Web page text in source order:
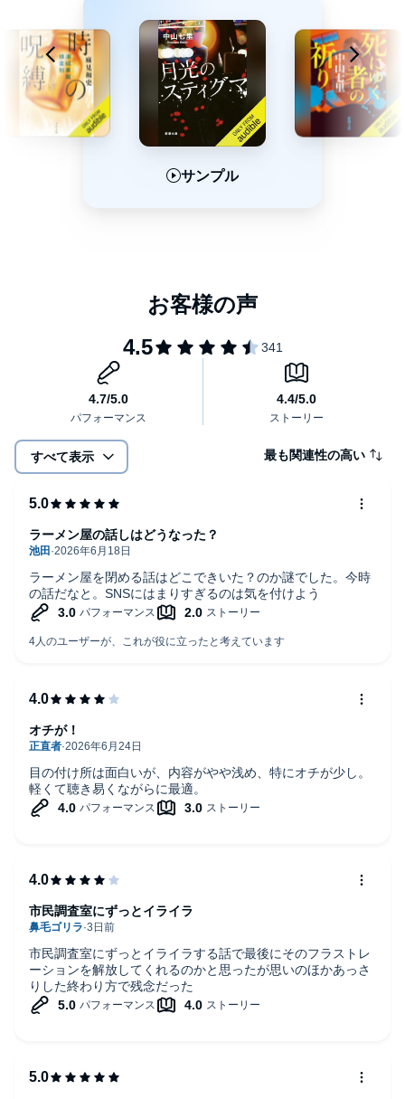
サンプル
すべて表示 最も関連性の高い
ラーメン屋を閉める話はどこできいた？のか謎でした。今時
の話だなと。SNSにはまりすぎるのは気を付けよう
ラーメン屋の話しはどうなった？
目の付け所は面白いが、内容がやや浅め、特にオチが少し。
軽くて聴き易くながらに最適。
オチが！
市民調査室にずっとイライラする話で最後にそのフラストレ
ーションを解放してくれるのかと思ったが思いのほかあっさ
りした終わり方で残念だった
市民調査室にずっとイライラ